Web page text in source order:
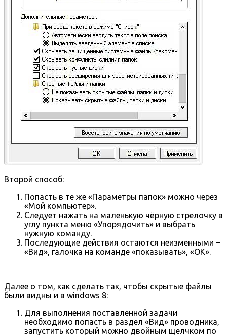
Второй способ:
Попасть в те же «Параметры папок» можно через
«Мой компьютер».
Следует нажать на маленькую чёрную стрелочку в
углу пункта меню «Упорядочить» и выбрать
нужную команду.
Последующие действия остаются неизменными –
«Вид», галочка на команде «показывать», «ОК».
Далее о том, как сделать так, чтобы скрытые файлы
были видны и в windows 8:
Для выполнения поставленной задачи
необходимо попасть в раздел «Вид» проводника,
запустить который можно двойным щелчком по